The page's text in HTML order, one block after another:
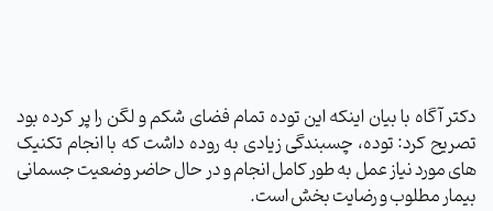
دکتر آگاه با بیان اینکه این توده تمام فضای شکم و لگن را پر کرده بود
تصریح کرد: توده، چسبندگی زیادی به روده داشت که با انجام تکنیک
های مورد نیاز عمل به طور کامل انجام و در حال حاضر وضعیت جسمانی
بیمار مطلوب و رضایت بخش است.